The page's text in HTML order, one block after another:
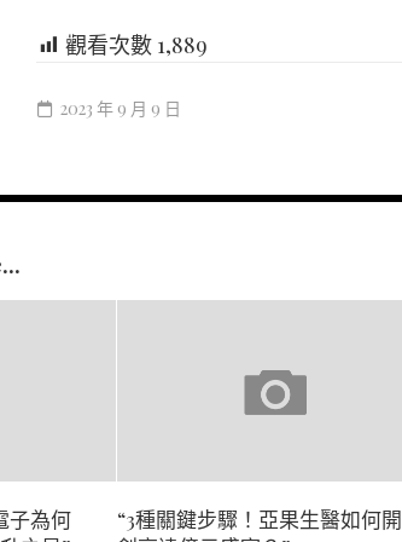
觀看次數 1,889
2023 年 9 月 9 日
子為何
“3種關鍵步驟！亞果生醫如何開